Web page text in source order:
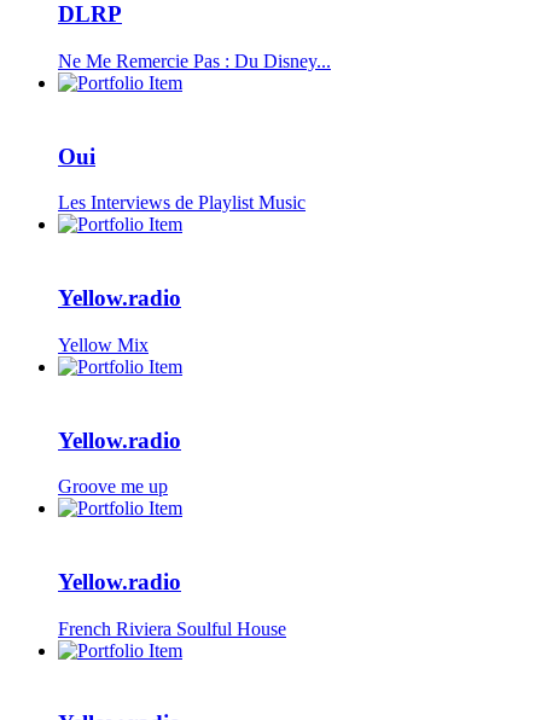
DLRP
Ne Me Remercie Pas : Du Disney...
Oui
Les Interviews de Playlist Music
Yellow.radio
Yellow Mix
Yellow.radio
Groove me up
Yellow.radio
French Riviera Soulful House